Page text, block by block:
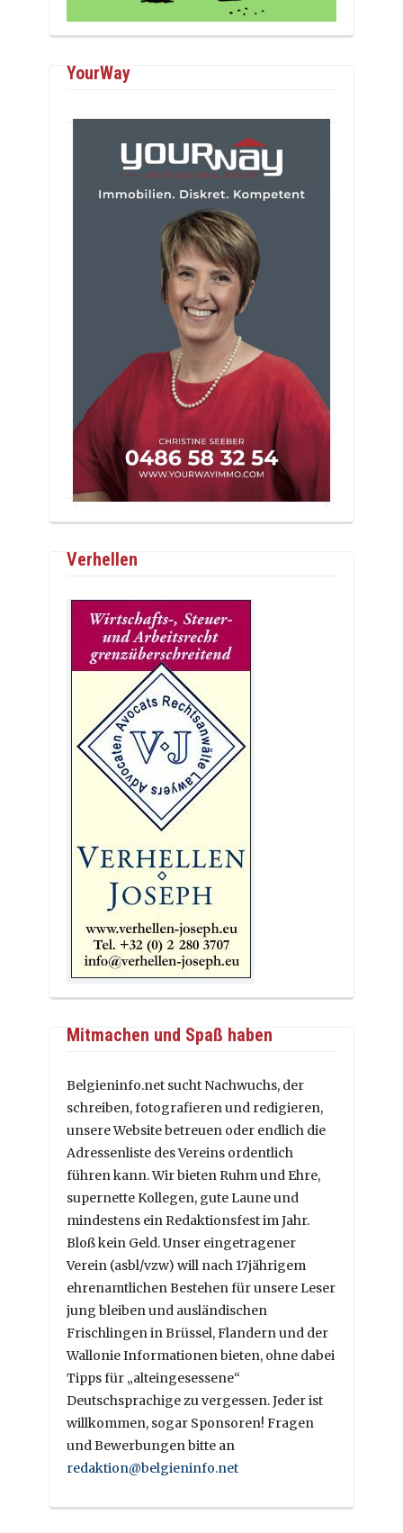
YourWay
Verhellen
Mitmachen und Spaß haben
Belgieninfo.net sucht Nachwuchs, der
schreiben, fotografieren und redigieren,
unsere Website betreuen oder endlich die
Adressenliste des Vereins ordentlich
führen kann. Wir bieten Ruhm und Ehre,
supernette Kollegen, gute Laune und
mindestens ein Redaktionsfest im Jahr.
Bloß kein Geld. Unser eingetragener
Verein (asbl/vzw) will nach 17jährigem
ehrenamtlichen Bestehen für unsere Leser
jung bleiben und ausländischen
Frischlingen in Brüssel, Flandern und der
Wallonie Informationen bieten, ohne dabei
Tipps für „alteingesessene“
Deutschsprachige zu vergessen. Jeder ist
willkommen, sogar Sponsoren! Fragen
und Bewerbungen bitte an
redaktion@belgieninfo.net